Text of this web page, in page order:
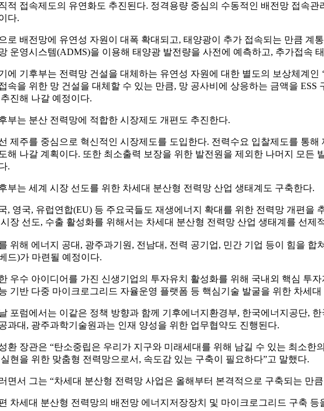
적 접속제도의 유연화도 추진된다. 정격용량 중심의 수동적인 배전망 접속
다.
로 배전망에 유연성 자원이 대폭 확대되고, 태양광이 추가 접속되는 만큼 계
운영시스템(ADMS)을 이용해 태양광 발전량을 사전에 예측하고, 추가접속
에 기후부는 전력망 건설을 대체하는 유연성 자원에 대한 별도의 보상체계
속을 위한 망 건설을 대체할 수 있는 만큼, 망 공사비에 상응하는 금액을
진해 나갈 예정이다.
부는 분산 전력망에 적합한 시장제도 개편도 추진한다.
제주를 중심으로 혁신적인 시장제도를 도입한다. 전력수요 입찰제도를 통
해 나갈 계획이다. 또한 최소출력 보장을 위한 발전원을 제외한 나머지 모
.
부는 세계 시장 선도를 위한 차세대 분산형 전력망 산업 생태계도 구축한다.
, 영국, 유럽연합(EU) 등 주요국들도 재생에너지 확대를 위한 전력망 개편을
장 선도, 수출 활성화를 위해서는 차세대 분산형 전력망 산업 생태계를 선제
위해 에너지 공대, 광주과기원, 전남대, 전력 공기업, 민간 기업 등이 힘을
드)가 마련될 예정이다.
우수 아이디어를 가진 신생기업의 투자유치 활성화를 위해 국내외 핵심 투
기반 다중 마이크로그리드 자율운영 플랫폼 등 핵심기술 발굴을 위한 차세
포럼에서는 이같은 정책 방향과 함께 기후에너지환경부, 한국에너지공단,
과대, 광주과학기술원과는 인재 양성을 위한 업무협약도 진행된다.
환 장관은 “탄소중립은 우리가 지구와 미래세대를 위해 남길 수 있는 최소
현을 위한 맞춤형 전력망으로서, 속도감 있는 구축이 필요하다”고 말했다.
면서 그는 “차세대 분산형 전력망 사업은 올해부터 본격적으로 구축되는 만
차세대 분산형 전력망의 배전망 에너지저장장치 및 마이크로그리드 구축